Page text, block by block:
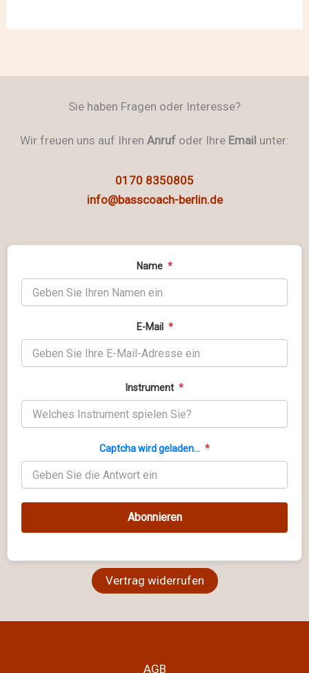
Sie haben Fragen oder Interesse?
Wir freuen uns auf Ihren Anruf oder Ihre Email unter:
0170 8350805
info@basscoach-berlin.de
Name *
E-Mail *
Instrument *
Captcha wird geladen... *
Abonnieren
Vertrag widerrufen
AGB